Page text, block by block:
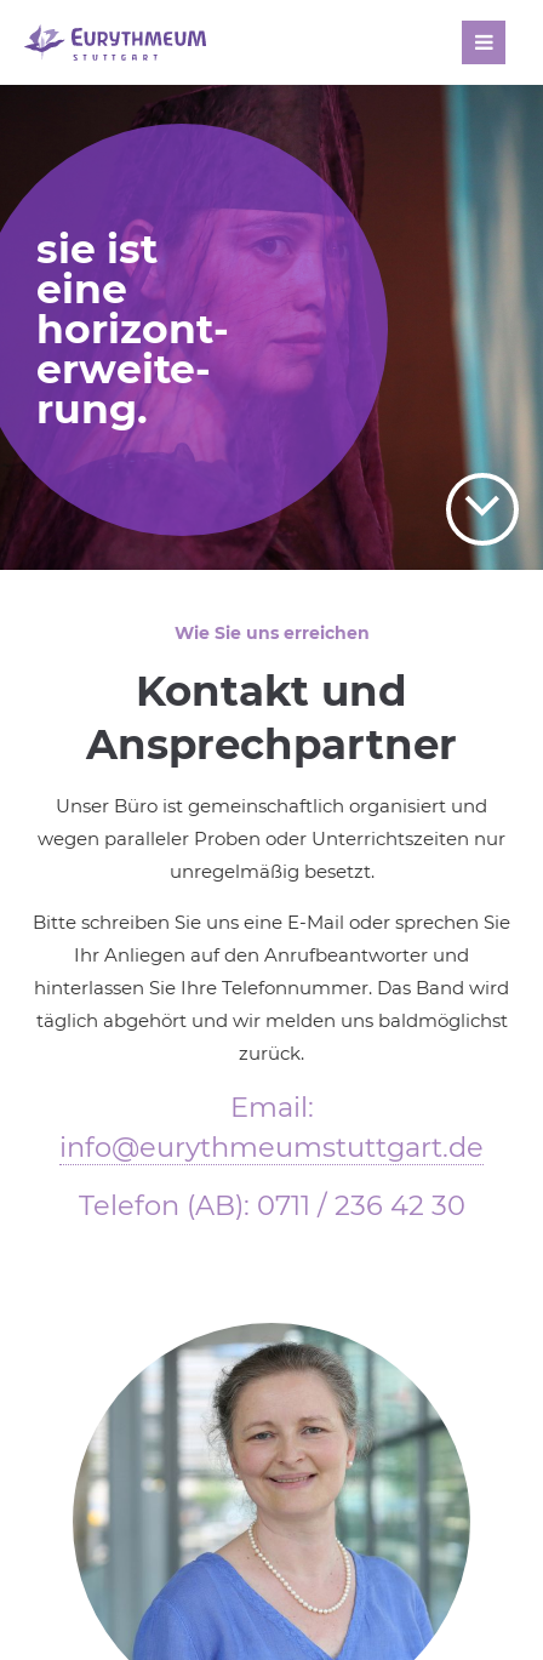
sie ist
eine
horizont-
erweite-
rung.
Wie Sie uns erreichen
Kontakt und
Ansprech­partner
Unser Büro ist gemeinschaftlich organisiert und
wegen paralleler Proben oder Unterrichtszeiten nur
unregelmäßig besetzt.
Bitte schreiben Sie uns eine E-Mail oder sprechen Sie
Ihr Anliegen auf den Anrufbeantworter und
hinterlassen Sie Ihre Telefonnummer. Das Band wird
täglich abgehört und wir melden uns baldmöglichst
zurück.
Email:
info@eurythmeumstuttgart.de
Telefon (AB): 0711 / 236 42 30